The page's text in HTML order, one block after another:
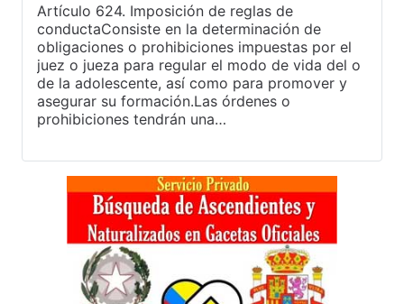
Artículo 624. Imposición de reglas de
conductaConsiste en la determinación de
obligaciones o prohibiciones impuestas por el
juez o jueza para regular el modo de vida del o
de la adolescente, así como para promover y
asegurar su formación.Las órdenes o
prohibiciones tendrán una…